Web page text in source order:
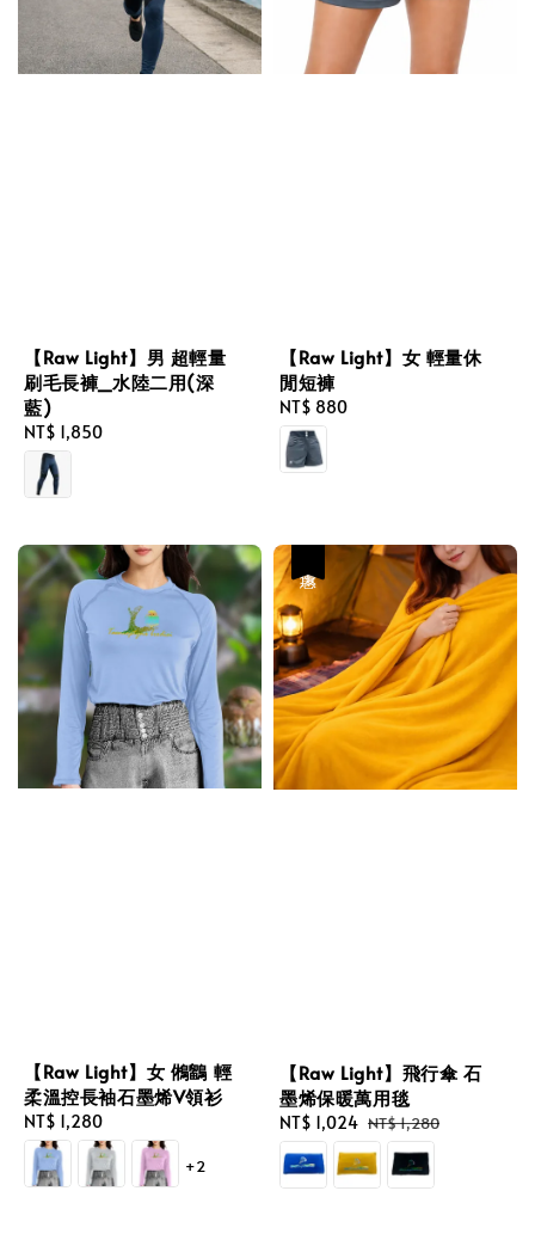
【Raw Light】男 超輕量
刷毛長褲_水陸二用(深
藍)
Regular
price
NT$ 1,850
【Raw Light】女 輕量休
閒短褲
Regular
price
NT$ 880
【Raw Light】女 鵂鶹 輕
柔溫控長袖石墨烯V領衫
Regular
price
NT$ 1,280
+2
【Raw Light】飛行傘 石
墨烯保暖萬用毯
Sale
price
NT$ 1,024 Regular
price
NT$ 1,280